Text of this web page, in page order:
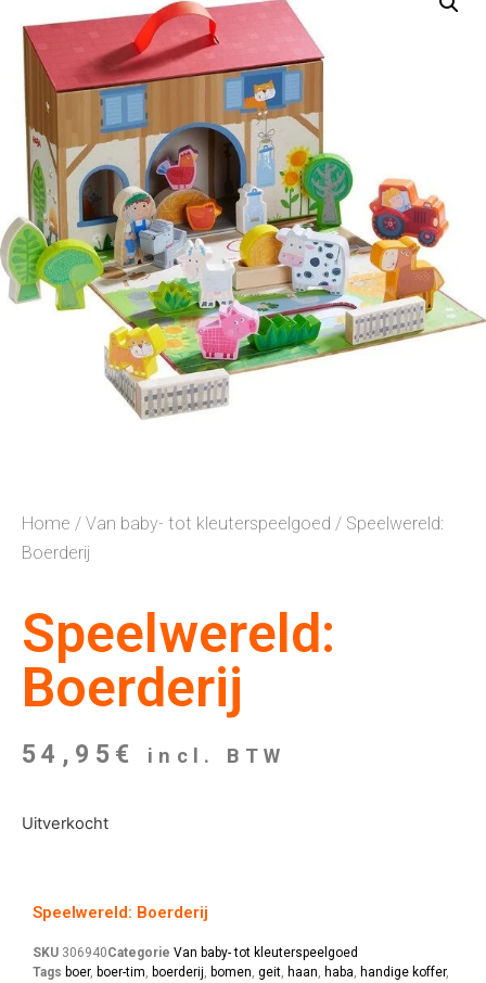
Home / Van baby- tot kleuterspeelgoed / Speelwereld:
Boerderij
Speelwereld:
Boerderij
54,95 € incl. BTW
Uitverkocht
Speelwereld: Boerderij
SKU 306940Categorie Van baby- tot kleuterspeelgoed
Tags boer, boer-tim, boerderij, bomen, geit, haan, haba, handige koffer,